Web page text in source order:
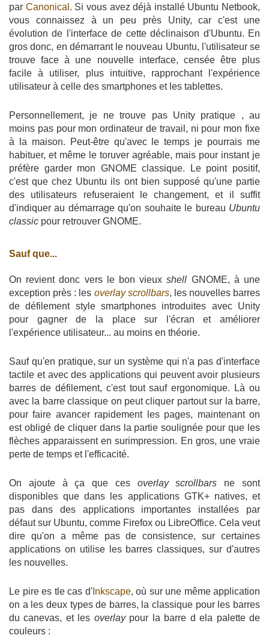
par Canonical . Si vous avez déjà installé Ubuntu Netbook,
vous connaissez à un peu près Unity, car c'est une
évolution de l'interface de cette déclinaison d'Ubuntu. En
gros donc, en démarrant le nouveau Ubuntu, l'utilisateur se
trouve face à une nouvelle interface, censée être plus
facile à utiliser, plus intuitive, rapprochant l'expérience
utilisateur à celle des smartphones et les tablettes.
Personnellement, je ne trouve pas Unity pratique , au
moins pas pour mon ordinateur de travail, ni pour mon fixe
à la maison. Peut-être qu'avec le temps je pourrais me
habituer, et même le toruver agréable, mais pour instant je
préfère garder mon GNOME classique. Le point positif,
c'est que chez Ubuntu ils ont bien supposé qu'une partie
des utilisateurs refuseraient le changement, et il suffit
d'indiquer au démarrage qu'on souhaite le bureau Ubuntu
classic pour retrouver GNOME.
Sauf que...
On revient donc vers le bon vieuxshell GNOME, à une
exception près : les overlay scrollbars, les nouvelles barres
de défilement style smartphones introduites avec Unity
pour gagner de la place sur l'écran et améliorer
l'expérience utilisateur... au moins en théorie.
Sauf qu'en pratique, sur un système qui n'a pas d'interface
tactile et avec des applications qui peuvent avoir plusieurs
barres de défilement, c'est tout sauf ergonomique. Là ou
avec la barre classique on peut cliquer partout sur la barre,
pour faire avancer rapidement les pages, maintenant on
est obligé de cliquer dans la partie soulignée pour que les
flèches apparaissent en surimpression. En gros, une vraie
perte de temps et l'efficacité.
On ajoute à ça que ces overlay scrollbars ne sont
disponibles que dans les applications GTK+ natives, et
pas dans des applications importantes installées par
défaut sur Ubuntu, comme Firefox ou LibreOffice. Cela veut
dire qu'on a même pas de consistence, sur certaines
applications on utilise les barres classiques, sur d'autres
les nouvelles.
Le pire es tle cas d'Inkscape, où sur une même application
on a les deux types de barres, la classique pour les barres
du canevas, et les overlaypour la barre d ela palette de
couleurs :